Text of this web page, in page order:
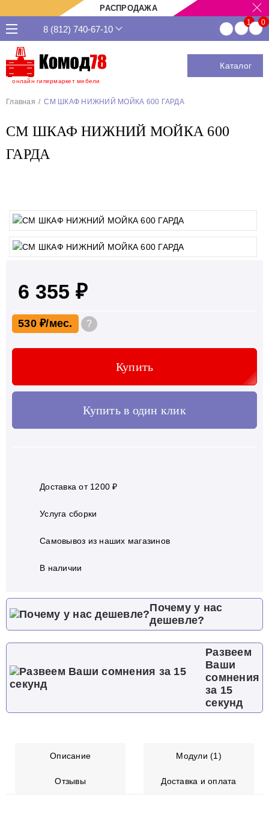
РАСПРОДАЖА
онлайн гипермаркет мебели
8 (812) 740-67-10
Каталог
Главная CМ ШКАФ НИЖНИЙ МОЙКА 600 ГАРДА
CМ ШКАФ НИЖНИЙ МОЙКА 600
ГАРДА
6 355 ₽
530 ₽ ?
Купить
Купить в один клик
Доставка от 1200 ₽
Услуга сборки
Самовывоз из наших магазинов
В наличии
Почему у нас
дешевле?
Развеем
Ваши
сомнения
за 15
секунд
Описание Модули (1)
Отзывы Доставка и оплата